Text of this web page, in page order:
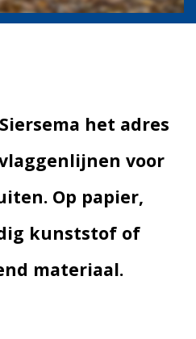
het adres
voor
Op papier,
kunststof of
materiaal.